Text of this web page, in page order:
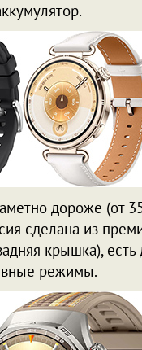
дороже (от
сделана из
крышка),
режимы.